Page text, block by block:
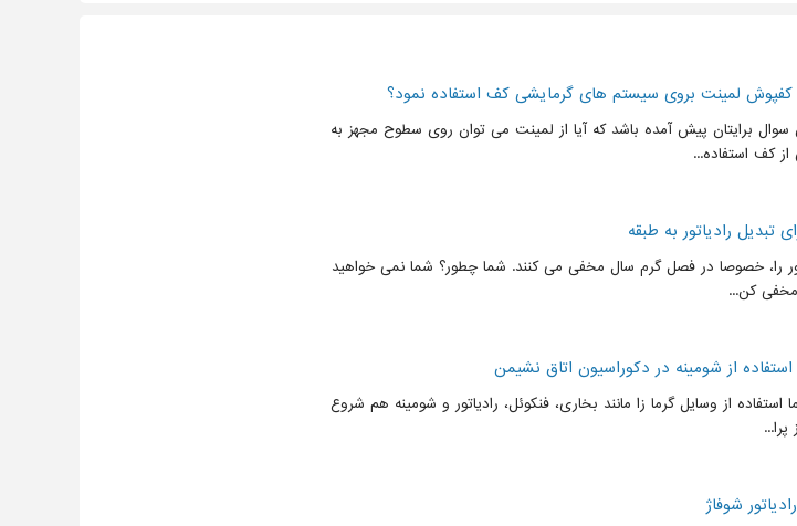
کفپوش لمینت بروی سیستم های گرمایشی کف استفاده نمود؟
برایتان پیش آمده باشد که آیا از لمینت می توان روی سطوح مجهز به
کف استفاده...
تبدیل رادیاتور به طبقه
را، خصوصا در فصل گرم سال مخفی می کنند. شما چطور؟ شما نمی خواهید
مخفی کن...
از شومینه در دکوراسیون اتاق نشیمن
استفاده از وسایل گرما زا مانند بخاری، فنکوئل، رادیاتور و شومینه هم شروع
شوفاژ